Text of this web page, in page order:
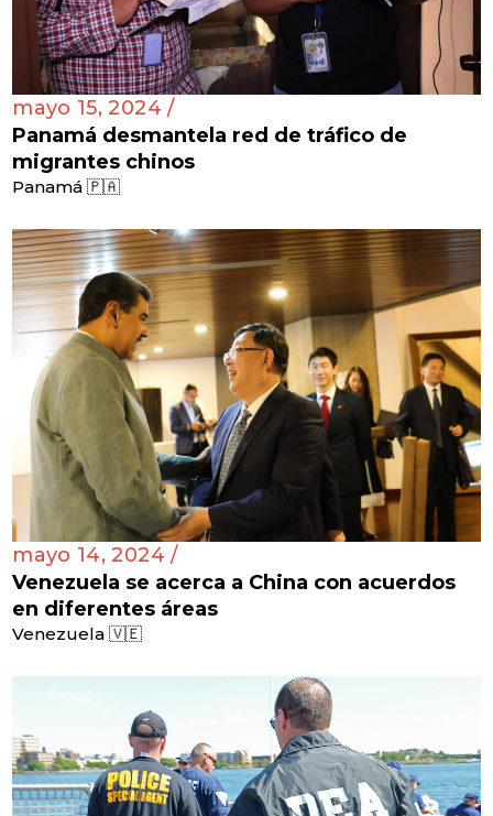
mayo 15, 2024 /
Panamá desmantela red de tráfico de
migrantes chinos
Panamá 🇵🇦
mayo 14, 2024 /
Venezuela se acerca a China con acuerdos
en diferentes áreas
Venezuela 🇻🇪